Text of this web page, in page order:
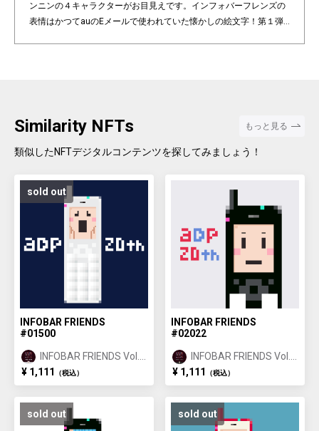
ンニンの４キャラクターがお目見えです。インフォバーフレンズの
表情はかつてauのEメールで使われていた懐かしの絵文字！第１弾
the INFOBAR FRIENDS' faces are nostalgic pictograms once used
in au e-mail! The first edition is a special edition with the aDp20th l
mbination patterns of "character x expression x background colo
r".
Similarity NFTs もっと見る
類似したNFTデジタルコンテンツを探してみましょう！
sold out
INFOBAR FRIENDS
#01500
INFOBAR FRIENDS Vol.1
ANNIN ①
¥ 1,111 （税込）
INFOBAR FRIENDS
#02022
INFOBAR FRIENDS Vol.1
ICHIMATSU ②
¥ 1,111 （税込）
sold out sold out